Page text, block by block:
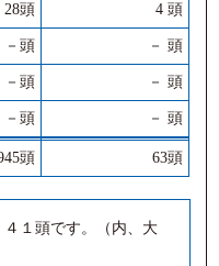
28頭 4 頭
－頭 － 頭
－頭 － 頭
－頭 － 頭
頭 63頭
１頭です。（内、大